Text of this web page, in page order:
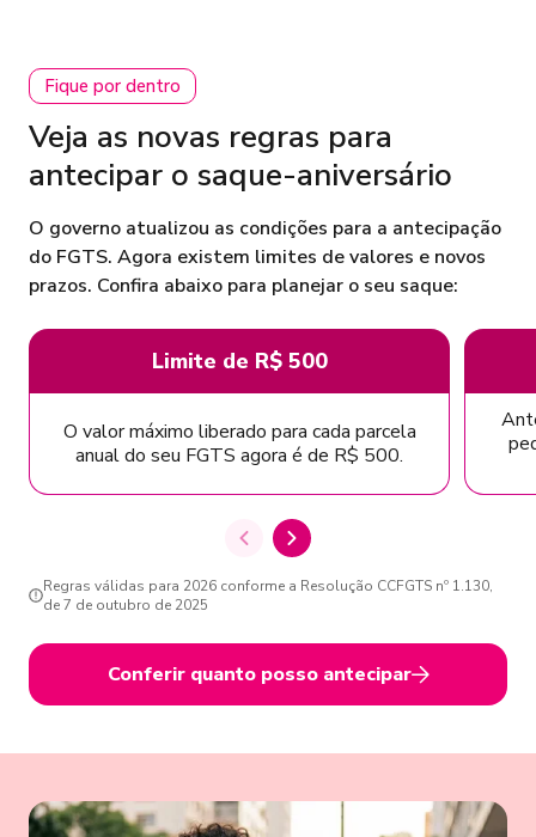
Fique por dentro
Veja as novas regras para
antecipar o saque-aniversário
O governo atualizou as condições para a antecipação
do FGTS. Agora existem limites de valores e novos
prazos. Confira abaixo para planejar o seu saque:
Limite de R$ 500
O valor máximo liberado para cada parcela
anual do seu FGTS agora é de R$ 500.
Regras válidas para 2026 conforme a Resolução CCFGTS nº 1.130,
de 7 de outubro de 2025
Conferir quanto posso antecipar